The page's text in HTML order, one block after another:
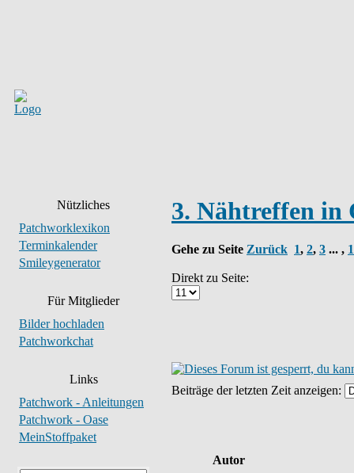
Nützliches
Patchworklexikon
Terminkalender
Smileygenerator
Für Mitglieder
Bilder hochladen
Patchworkchat
Links
Patchwork - Anleitungen
Patchwork - Oase
MeinStoffpaket
3. Nähtreffen in
Gehe zu Seite Zurück 1, 2, 3 ... ,
Direkt zu Seite:
Beiträge der letzten Zeit anzeigen:
Autor